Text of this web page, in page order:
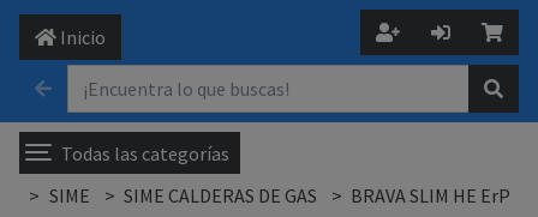
Inicio
Todas las categorías
SIME
SIME CALDERAS DE GAS BRAVA SLIM HE ErP